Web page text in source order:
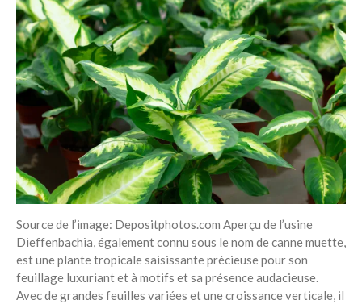
Source de l’image: Depositphotos.com Aperçu de l’usine
Dieffenbachia, également connu sous le nom de canne muette,
est une plante tropicale saisissante précieuse pour son
feuillage luxuriant et à motifs et sa présence audacieuse.
Avec de grandes feuilles variées et une croissance verticale, il